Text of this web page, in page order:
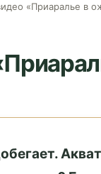
«Приаралье в